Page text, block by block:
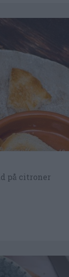
på citroner